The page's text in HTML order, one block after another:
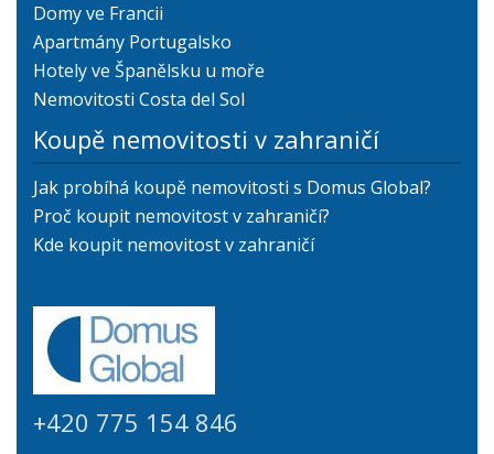
Domy ve Francii
Apartmány Portugalsko
Hotely ve Španělsku u moře
Nemovitosti Costa del Sol
Koupě nemovitosti v zahraničí
Jak probíhá koupě nemovitosti s Domus Global?
Proč koupit nemovitost v zahraničí?
Kde koupit nemovitost v zahraničí
+420 775 154 846